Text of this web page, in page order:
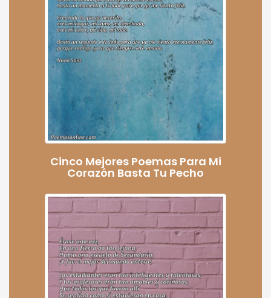
Cinco Mejores Poemas Para Mi
Corazón Basta Tu Pecho